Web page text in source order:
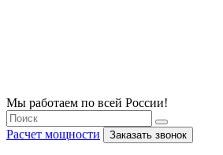
Мы работаем по всей России!
Расчет мощности Заказать звонок